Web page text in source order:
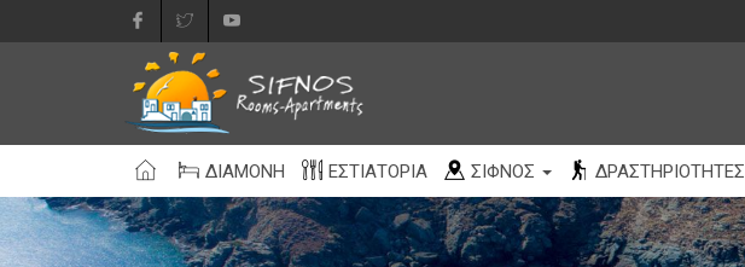
ΔΙΑΜΟΝΉ ΕΣΤΙΑΤΌΡΙΑ ΣΊΦΝΟΣ ΔΡΑΣΤΗΡΙΌΤΗΤΕΣ